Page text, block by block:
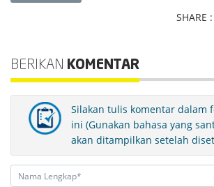
SHARE :
BERIKAN KOMENTAR
Silakan tulis komentar dalam
ini (Gunakan bahasa yang
akan ditampilkan setelah